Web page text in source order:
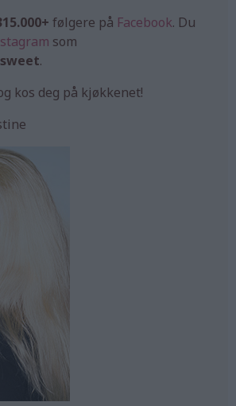
følgere på Facebook. Du
som
.
kos deg på kjøkkenet!